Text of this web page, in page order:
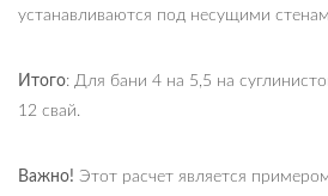
устанавливаются под несущими
Итого: Для бани 4 на 5,5 на
12 свай.
Важно! Этот расчет является